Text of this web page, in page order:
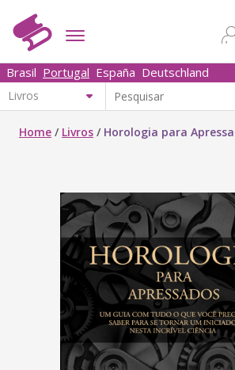
Brasil Portugal España Deutschland
Home / Livros / Horologia para